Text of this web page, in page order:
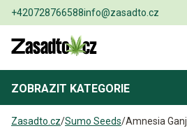
+420728766588info@zasadto.cz
ZOBRAZIT KATEGORIE
Zasadto.cz/Sumo Seeds/Amnesia